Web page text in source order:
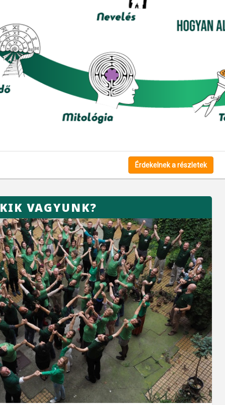
Érdekelnek a részletek
KIK VAGYUNK?